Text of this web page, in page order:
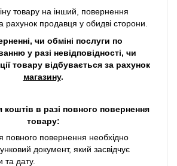
товару на інший, повернення
рахунок продавця у обидві сторони.
чи обміні послуги по
у разі невідповідності, чи
товару відбувається за рахунок
магазину.
коштів в разі повного повернення
товару:
повного повернення необхідно
документ, який засвідчує
та дату.